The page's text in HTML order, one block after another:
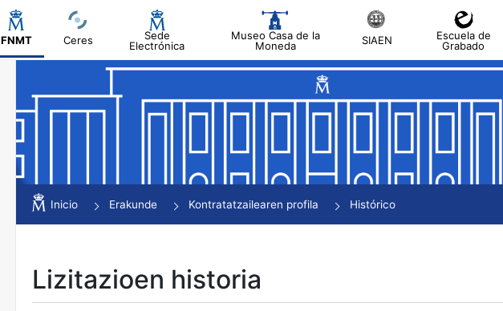
FNMT Ceres
Sede
Electrónica
Museo Casa de la
Moneda
SIAEN
Escuela de
Grabado
Erakutsi/Ezkutatu
Erakutsi/Ezkutatu
Inicio Erakunde Kontratatzailearen profila Histórico
Lizitazioen historia